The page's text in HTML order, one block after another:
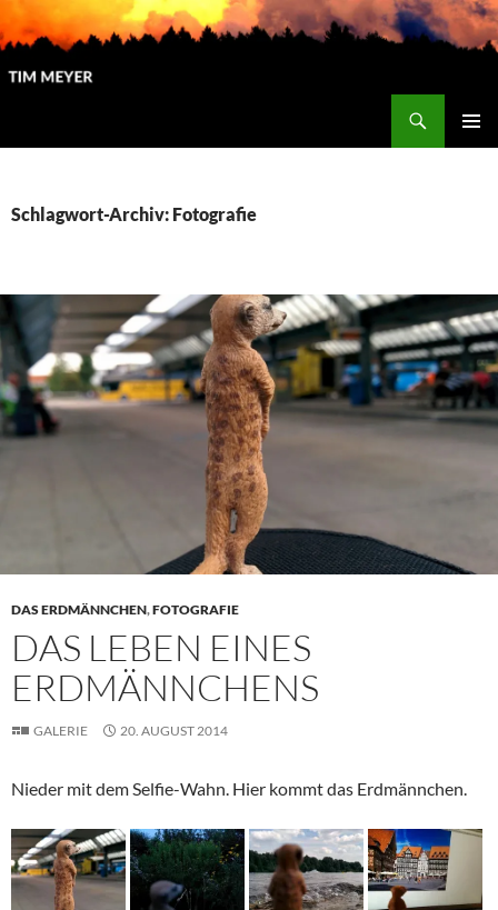
Zum
Inhalt
springen
Schlagwort-Archiv: Fotografie
DAS ERDMÄNNCHEN,FOTOGRAFIE
DAS LEBEN EINES
ERDMÄNNCHENS
GALERIE 20. AUGUST 2014
Nieder mit dem Selfie-Wahn. Hier kommt das Erdmännchen.